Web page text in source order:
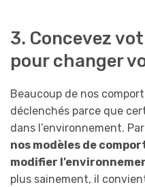
3. Concevez
pour changer
Beaucoup de nos
déclenchés parce que
dans l’environnement.
nos modèles de
modifier
plus sainement, il